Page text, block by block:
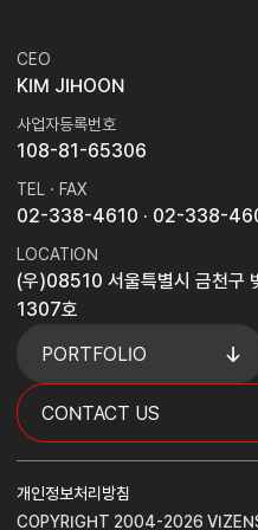
CEO
KIM JIHOON
사업자등록번호
108-81-65306
TEL · FAX
02-338-4610 · 02-338-
LOCATION
(우)08510 서울특별시 금천구
1307호
PORTFOLIO
CONTACT US
개인정보처리방침
COPYRIGHT 2004-2026